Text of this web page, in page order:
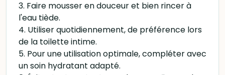
3. Faire mousser en douceur et bien rincer à
l'eau tiède.
4. Utiliser quotidiennement, de préférence lors
de la toilette intime.
5. Pour une utilisation optimale, compléter avec
un soin hydratant adapté.